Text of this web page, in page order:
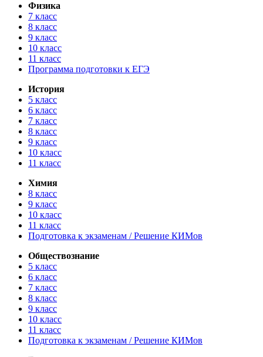
Физика
7 класс
8 класс
9 класс
10 класс
11 класс
Программа подготовки к ЕГЭ
История
5 класс
6 класс
7 класс
8 класс
9 класс
10 класс
11 класс
Химия
8 класс
9 класс
10 класс
11 класс
Подготовка к экзаменам / Решение КИМов
Обществознание
5 класс
6 класс
7 класс
8 класс
9 класс
10 класс
11 класс
Подготовка к экзаменам / Решение КИМов